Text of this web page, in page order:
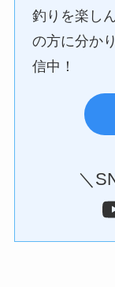
釣りを楽し
の方に分か
信中！
＼
YouTube